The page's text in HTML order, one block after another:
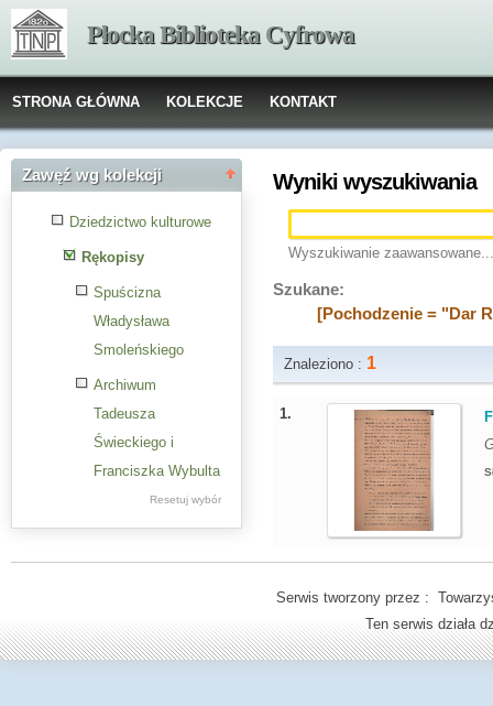
Płocka Biblioteka Cyfrowa
STRONA GŁÓWNA KOLEKCJE KONTAKT
Zawęź wg kolekcji
Dziedzictwo kulturowe
Rękopisy
Spuścizna
Władysława
Smoleńskiego
Archiwum
Tadeusza
Świeckiego i
Franciszka Wybulta
Spuścizna
Macieszy
Książki (do 1945 r.)
Resetuj wybór
Wyniki wyszukiwania
Wyszukiwanie zaawansowane...
Szukane:
[Pochodzenie = "Dar
Znaleziono : 1
1.
Serwis tworzony przez :
Ten serwis działa